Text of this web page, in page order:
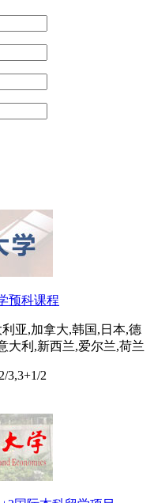
预科课程
亚,加拿大,韩国,日本,德
大利,新西兰,爱尔兰,荷兰
3,3+1/2